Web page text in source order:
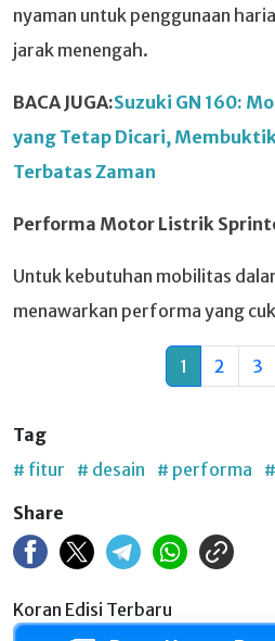
nyaman untuk penggunaan
jarak menengah.
BACA JUGA:Suzuki GN 160:
yang Tetap Dicari,
Terbatas Zaman
Performa Motor Listrik
Untuk kebutuhan mobilitas
menawarkan performa yang
1 2 3
Tag
# fitur
# desain # performa
Share
Koran Edisi Terbaru